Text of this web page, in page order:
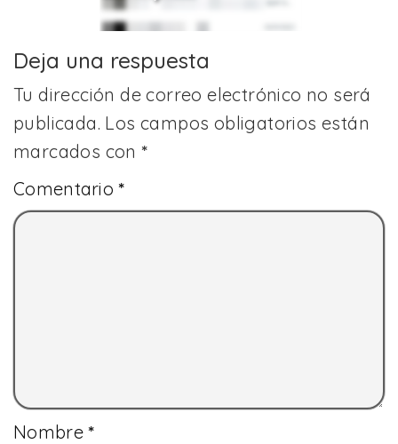
Deja una respuesta
Tu dirección de correo electrónico no será
publicada. Los campos obligatorios están
marcados con*
Comentario*
Nombre*